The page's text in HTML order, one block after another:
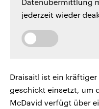
Datenübermittlung
jederzeit wieder
Draisaitl ist ein
geschickt einsetzt, um
McDavid verfügt über